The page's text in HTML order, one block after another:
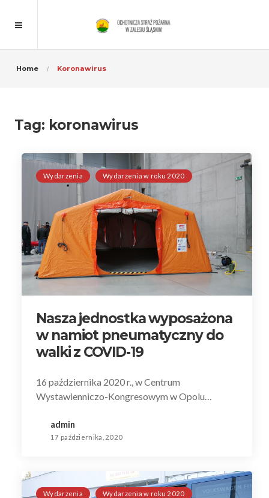
Home Koronawirus
Tag: koronawirus
Wydarzenia Wydarzenia w roku 2020
Nasza jednostka wyposażona
w namiot pneumatyczny do
walki z COVID-19
16 października 2020 r., w Centrum
Wystawienniczo-Kongresowym w Opolu…
admin
17 października, 2020
Wydarzenia Wydarzenia w roku 2020